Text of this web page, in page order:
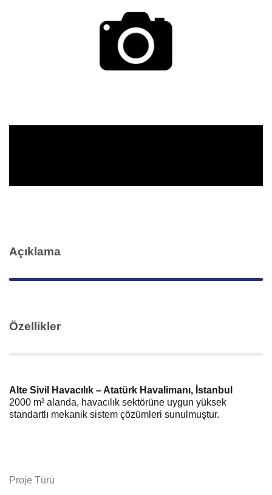
Açıklama
Özellikler
Alte Sivil Havacılık – Atatürk Havalimanı, İstanbul
2000 m² alanda, havacılık sektörüne uygun yüksek
standartlı mekanik sistem çözümleri sunulmuştur.
Proje Türü